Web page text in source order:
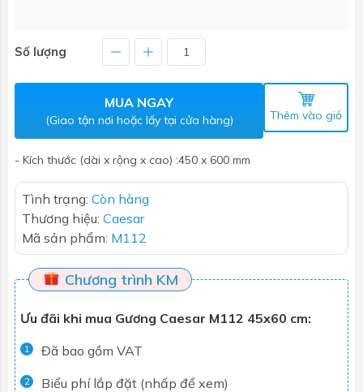
Số lượng
MUA NGAY
(Giao tận nơi hoặc lấy tại cửa hàng) Thêm vào giỏ
- Kích thước (dài x rộng x cao) :450 x 600 mm
Tình trạng: Còn hàng
Thương hiệu: Caesar
Mã sản phẩm: M112
Chương trình KM
Ưu đãi khi mua Gương Caesar M112 45x60 cm:
1 Đã bao gồm VAT
2 Biểu phí lắp đặt (nhấp để xem)